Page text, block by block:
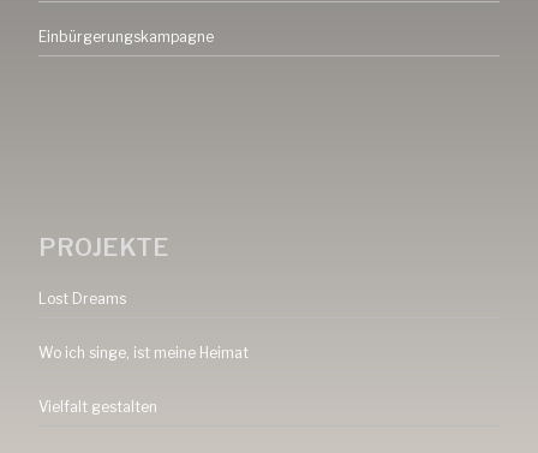
Einbürgerungskampagne
PROJEKTE
Lost Dreams
Wo ich singe, ist meine Heimat
Vielfalt gestalten